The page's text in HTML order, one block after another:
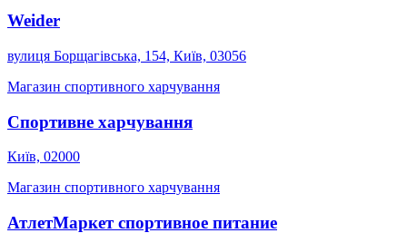
Weider
вулиця Борщагівська, 154, Київ, 03056
Магазин спортивного харчування
Спортивне харчування
Київ, 02000
Магазин спортивного харчування
АтлетМаркет спортивное питание